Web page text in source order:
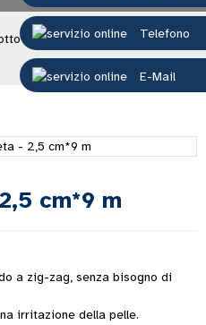
Telefono
E-Mail
Nastro di seta - 2,5 cm*9
cm*9 m
a zig-zag, senza bisogno di
irritazione della pelle.